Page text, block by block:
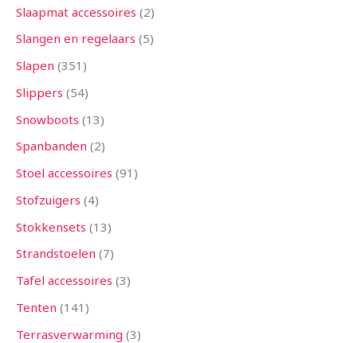
Slaapmat accessoires 2
Slangen en regelaars 5
Slapen 351
Slippers 54
Snowboots 13
Spanbanden 2
Stoel accessoires 91
Stofzuigers 4
Stokkensets 13
Strandstoelen 7
Tafel accessoires 3
Tenten 141
Terrasverwarming 3